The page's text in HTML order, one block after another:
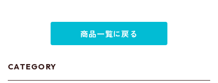
商品一覧に戻る
CATEGORY